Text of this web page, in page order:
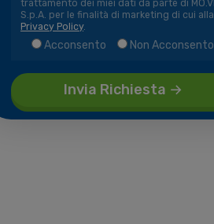
trattamento dei miei dati da parte di MO.VI
S.p.A. per le finalità di marketing di cui alla
Privacy Policy.
Acconsento Non Acconsento